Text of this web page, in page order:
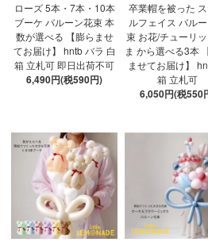
ローズ 5本・7本・10本
ブーケ バルーン花束 本
数が選べる 【膨らませ
てお届け】 hntb バラ 白
箱 立札可 即日出荷不可
6,490円(税590円)
卒業帽を被った
ルフェイス バル
束 お花/チューリッ
ま から選べる3本
ませてお届け】
箱 立札可
6,050円(税550